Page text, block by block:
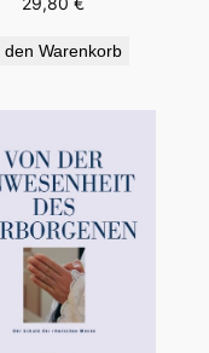
den Warenkorb